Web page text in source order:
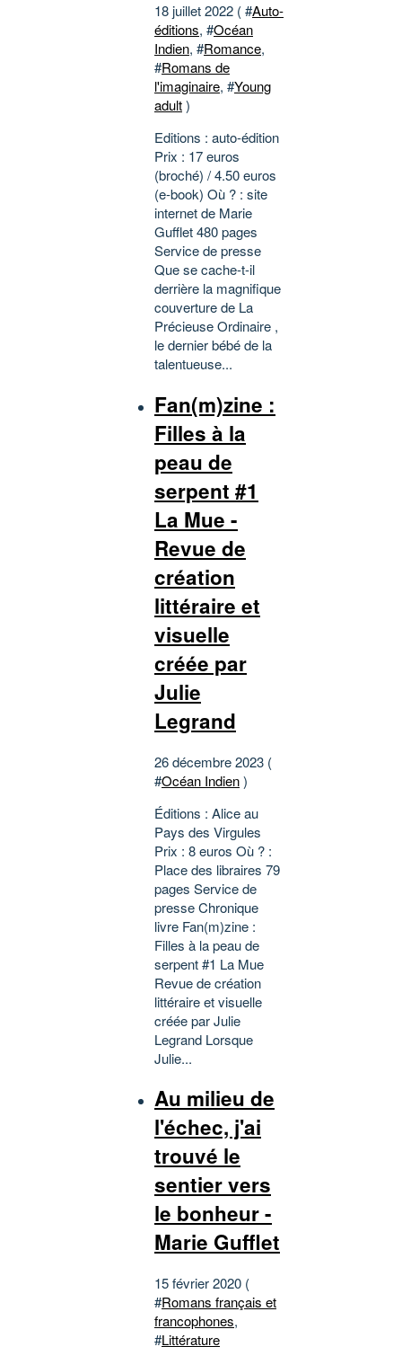
18 juillet 2022 ( #Auto-
éditions, #Océan
Indien, #Romance,
#Romans de
l'imaginaire, #Young
adult)
Editions : auto-édition
Prix : 17 euros
(broché) / 4.50 euros
(e-book) Où ? : site
internet de Marie
Gufflet 480 pages
Service de presse
Que se cache-t-il
derrière la magnifique
couverture de La
Précieuse Ordinaire ,
le dernier bébé de la
talentueuse...
Fan(m)zine :
Filles à la
peau de
serpent #1
La Mue -
Revue de
création
littéraire et
visuelle
créée par
Julie
Legrand
26 décembre 2023 (
#Océan Indien)
Éditions : Alice au
Pays des Virgules
Prix : 8 euros Où ? :
Place des libraires 79
pages Service de
presse Chronique
livre Fan(m)zine :
Filles à la peau de
serpent #1 La Mue
Revue de création
littéraire et visuelle
créée par Julie
Legrand Lorsque
Julie...
Au milieu de
l'échec, j'ai
trouvé le
sentier vers
le bonheur -
Marie Gufflet
15 février 2020 (
#Romans français et
francophones,
#Littérature